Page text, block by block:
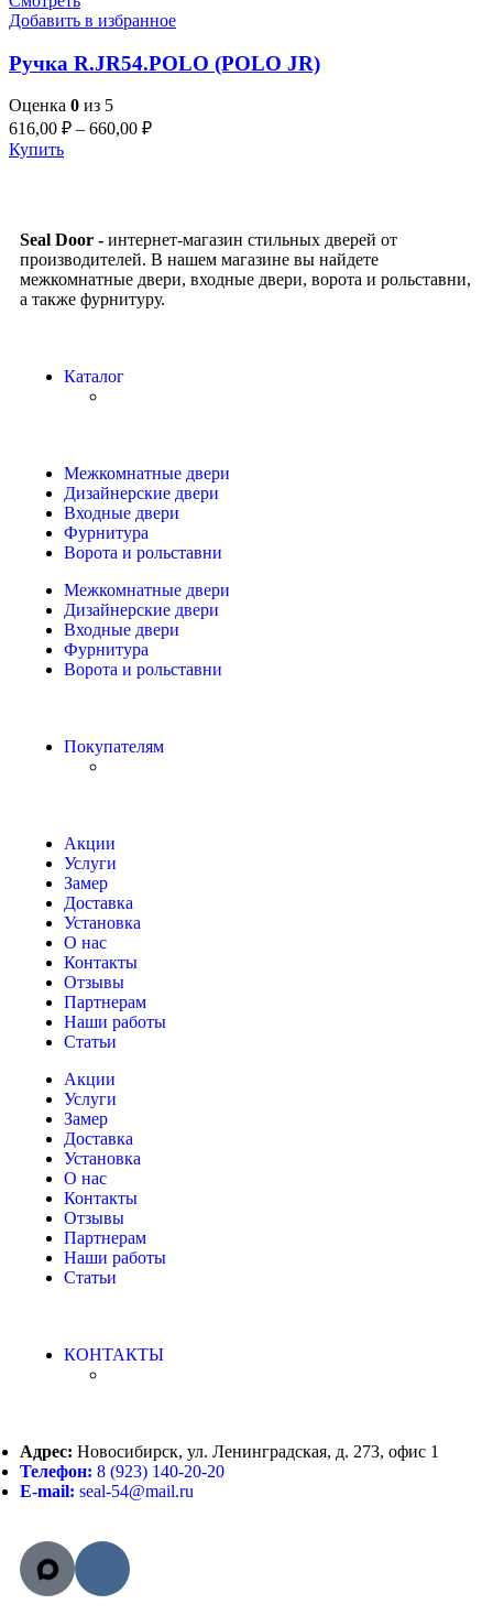
Добавить в избранное
Ручка R.JR54.POLO (POLO JR)
Оценка 0 из 5
616,00 ₽ – 660,00 ₽
Купить
Seal Door - интернет-магазин стильных дверей от
производителей. В нашем магазине вы найдете
межкомнатные двери, входные двери, ворота и рольставни,
а также фурнитуру.
Каталог
Межкомнатные двери
Дизайнерские двери
Входные двери
Фурнитура
Ворота и рольставни
Межкомнатные двери
Дизайнерские двери
Входные двери
Фурнитура
Ворота и рольставни
Покупателям
Акции
Услуги
Замер
Доставка
Установка
О нас
Контакты
Отзывы
Партнерам
Наши работы
Статьи
Акции
Услуги
Замер
Доставка
Установка
О нас
Контакты
Отзывы
Партнерам
Наши работы
Статьи
КОНТАКТЫ
Адрес: Новосибирск, ул. Ленинградская, д. 273, офис 1
Телефон: 8 (923) 140-20-20
E-mail: seal-54@mail.ru